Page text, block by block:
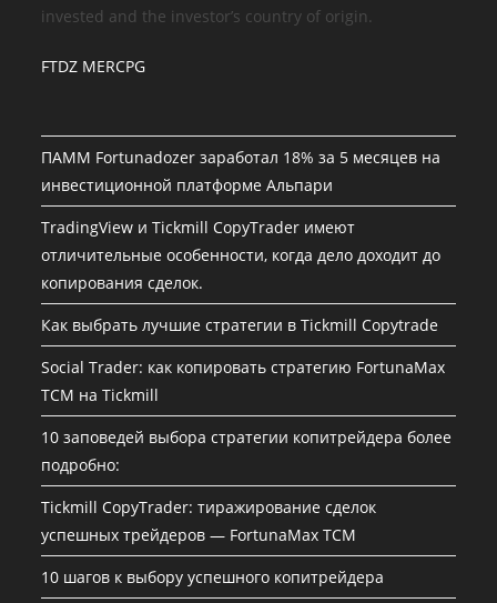
invested and the investor’s country of origin.
FTDZ MERCPG
ПАММ Fortunadozer заработал 18% за 5 месяцев на
инвестиционной платформе Альпари
TradingView и Tickmill CopyTrader имеют
отличительные особенности, когда дело доходит до
копирования сделок.
Как выбрать лучшие стратегии в Tickmill Copytrade
Social Trader: как копировать стратегию FortunaMax
TCM на Tickmill
10 заповедей выбора стратегии копитрейдера более
подробно:
Tickmill CopyTrader: тиражирование сделок
успешных трейдеров — FortunaMax TCM
10 шагов к выбору успешного копитрейдера